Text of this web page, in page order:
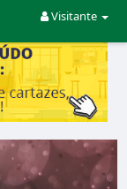
Visitante